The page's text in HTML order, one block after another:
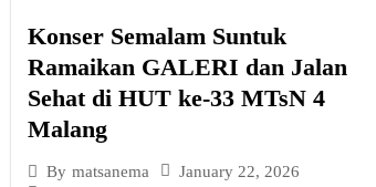
Konser Semalam Suntuk
Ramaikan GALERI dan Jalan
Sehat di HUT ke-33 MTsN 4
Malang
By matsanema
January 22, 2026